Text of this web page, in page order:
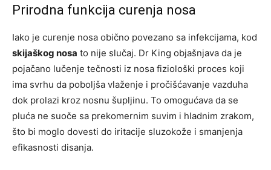
Prirodna funkcija curenja nosa
Iako je curenje nosa obično povezano sa infekcijama, kod
skijaškog nosa to nije slučaj. Dr King objašnjava da je
pojačano lučenje tečnosti iz nosa fiziološki proces koji
ima svrhu da poboljša vlaženje i pročišćavanje vazduha
dok prolazi kroz nosnu šupljinu. To omogućava da se
pluća ne suoče sa prekomernim suvim i hladnim zrakom,
što bi moglo dovesti do iritacije sluzokože i smanjenja
efikasnosti disanja.